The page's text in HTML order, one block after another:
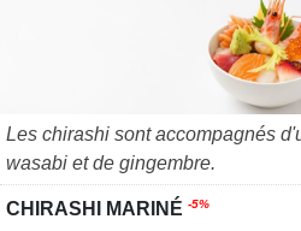
Les chirashi sont accompagnés
wasabi et de gingembre.
CHIRASHI MARINÉ -5%